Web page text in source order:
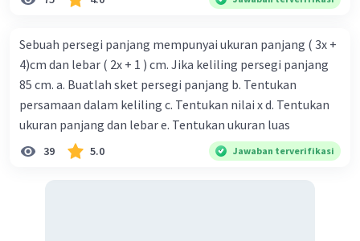
Sebuah persegi panjang mempunyai ukuran panjang ( 3x +
4)cm dan lebar ( 2x + 1 ) cm. Jika keliling persegi panjang
85 cm. a. Buatlah sket persegi panjang b. Tentukan
persamaan dalam keliling c. Tentukan nilai x d. Tentukan
ukuran panjang dan lebar e. Tentukan ukuran luas
39 5.0 Jawaban terverifikasi